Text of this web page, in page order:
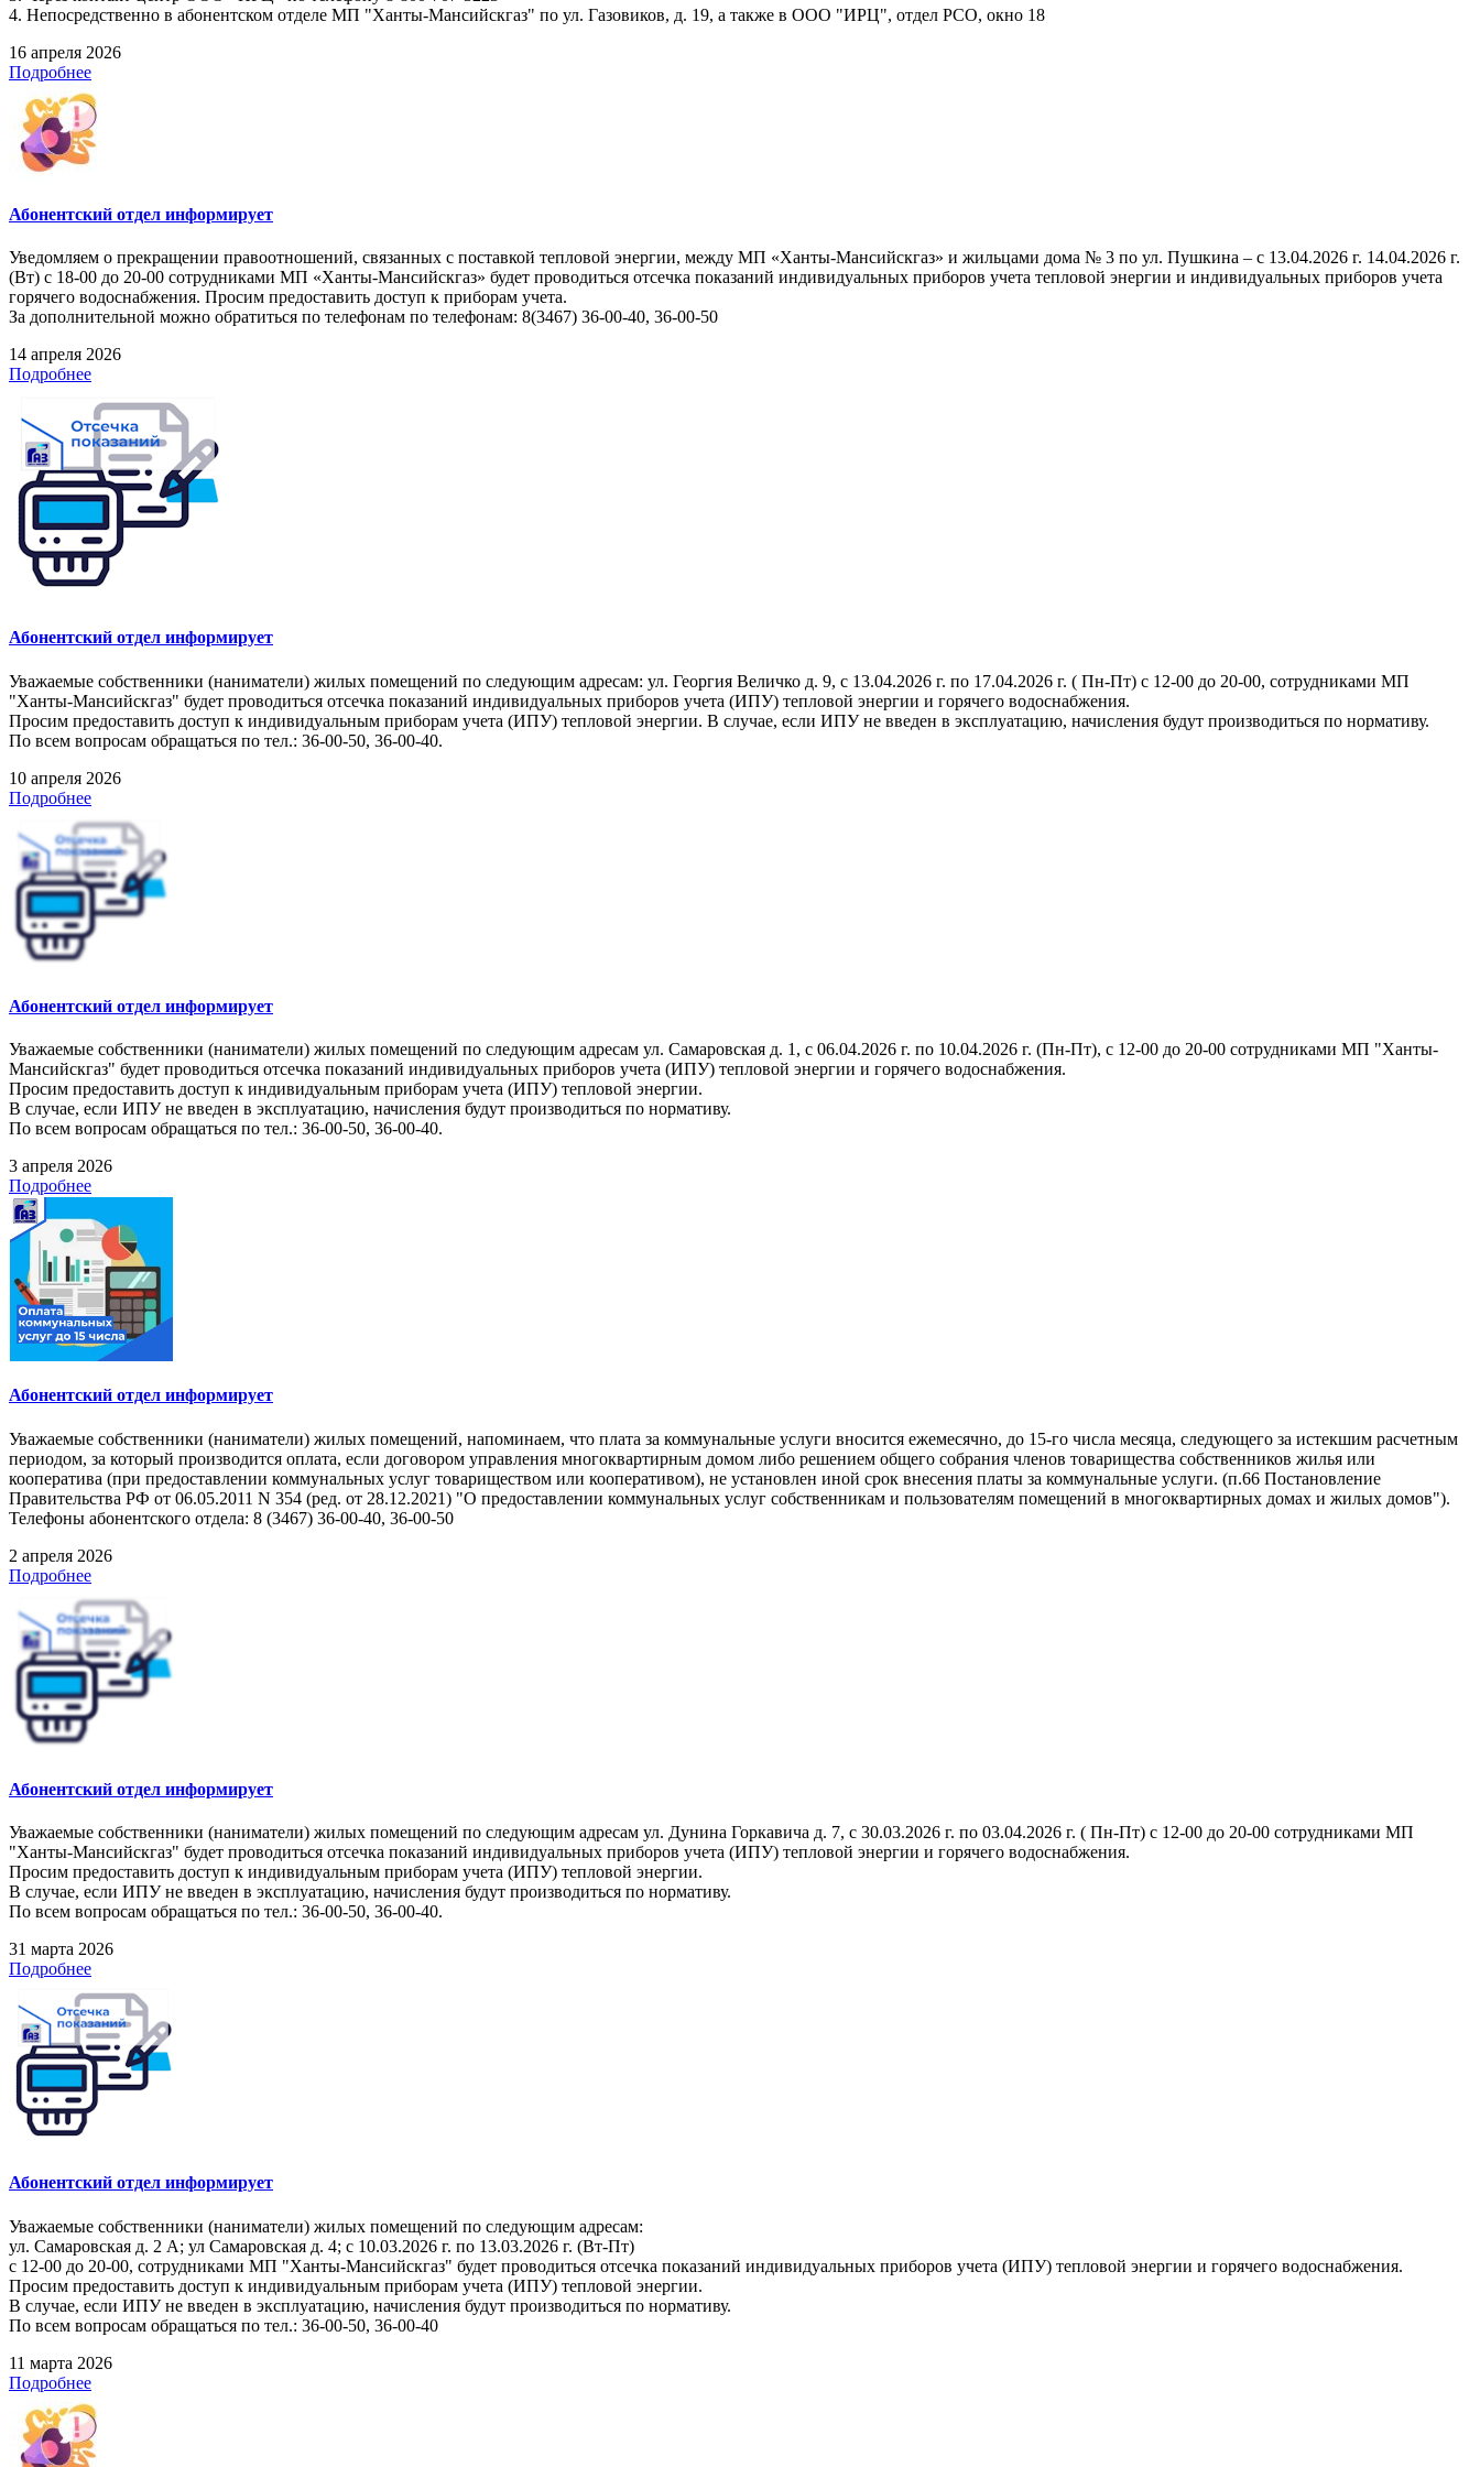
4. Непосредственно в абонентском отделе МП "Ханты-Мансийскгаз" по ул. Газовиков, д. 19, а также в ООО "ИРЦ", отдел РСО, окно 18
16 апреля 2026
Подробнее
Абонентский отдел информирует
Уведомляем о прекращении правоотношений, связанных с поставкой тепловой энергии, между МП «Ханты-Мансийскгаз» и жильцами дома № 3 по ул. Пушкина – с 13.04.2026 г. 14.04.2026 г.
(Вт) с 18-00 до 20-00 сотрудниками МП «Ханты-Мансийскгаз» будет проводиться отсечка показаний индивидуальных приборов учета тепловой энергии и индивидуальных приборов учета
горячего водоснабжения. Просим предоставить доступ к приборам учета.
За дополнительной можно обратиться по телефонам по телефонам: 8(3467) 36-00-40, 36-00-50
14 апреля 2026
Подробнее
Абонентский отдел информирует
Уважаемые собственники (наниматели) жилых помещений по следующим адресам: ул. Георгия Величко д. 9, с 13.04.2026 г. по 17.04.2026 г. ( Пн-Пт) с 12-00 до 20-00, сотрудниками МП
"Ханты-Мансийскгаз" будет проводиться отсечка показаний индивидуальных приборов учета (ИПУ) тепловой энергии и горячего водоснабжения.
Просим предоставить доступ к индивидуальным приборам учета (ИПУ) тепловой энергии. В случае, если ИПУ не введен в эксплуатацию, начисления будут производиться по нормативу.
По всем вопросам обращаться по тел.: 36-00-50, 36-00-40.
10 апреля 2026
Подробнее
Абонентский отдел информирует
Уважаемые собственники (наниматели) жилых помещений по следующим адресам ул. Самаровская д. 1, с 06.04.2026 г. по 10.04.2026 г. (Пн-Пт), с 12-00 до 20-00 сотрудниками МП "Ханты-
Мансийскгаз" будет проводиться отсечка показаний индивидуальных приборов учета (ИПУ) тепловой энергии и горячего водоснабжения.
Просим предоставить доступ к индивидуальным приборам учета (ИПУ) тепловой энергии.
В случае, если ИПУ не введен в эксплуатацию, начисления будут производиться по нормативу.
По всем вопросам обращаться по тел.: 36-00-50, 36-00-40.
3 апреля 2026
Подробнее
Абонентский отдел информирует
Уважаемые собственники (наниматели) жилых помещений, напоминаем, что плата за коммунальные услуги вносится ежемесячно, до 15-го числа месяца, следующего за истекшим расчетным
периодом, за который производится оплата, если договором управления многоквартирным домом либо решением общего собрания членов товарищества собственников жилья или
кооператива (при предоставлении коммунальных услуг товариществом или кооперативом), не установлен иной срок внесения платы за коммунальные услуги. (п.66 Постановление
Правительства РФ от 06.05.2011 N 354 (ред. от 28.12.2021) "О предоставлении коммунальных услуг собственникам и пользователям помещений в многоквартирных домах и жилых домов").
Телефоны абонентского отдела: 8 (3467) 36-00-40, 36-00-50
2 апреля 2026
Подробнее
Абонентский отдел информирует
Уважаемые собственники (наниматели) жилых помещений по следующим адресам ул. Дунина Горкавича д. 7, с 30.03.2026 г. по 03.04.2026 г. ( Пн-Пт) с 12-00 до 20-00 сотрудниками МП
"Ханты-Мансийскгаз" будет проводиться отсечка показаний индивидуальных приборов учета (ИПУ) тепловой энергии и горячего водоснабжения.
Просим предоставить доступ к индивидуальным приборам учета (ИПУ) тепловой энергии.
В случае, если ИПУ не введен в эксплуатацию, начисления будут производиться по нормативу.
По всем вопросам обращаться по тел.: 36-00-50, 36-00-40.
31 марта 2026
Подробнее
Абонентский отдел информирует
Уважаемые собственники (наниматели) жилых помещений по следующим адресам:
ул. Самаровская д. 2 А; ул Самаровская д. 4; с 10.03.2026 г. по 13.03.2026 г. (Вт-Пт)
с 12-00 до 20-00, сотрудниками МП "Ханты-Мансийскгаз" будет проводиться отсечка показаний индивидуальных приборов учета (ИПУ) тепловой энергии и горячего водоснабжения.
Просим предоставить доступ к индивидуальным приборам учета (ИПУ) тепловой энергии.
В случае, если ИПУ не введен в эксплуатацию, начисления будут производиться по нормативу.
По всем вопросам обращаться по тел.: 36-00-50, 36-00-40
11 марта 2026
Подробнее